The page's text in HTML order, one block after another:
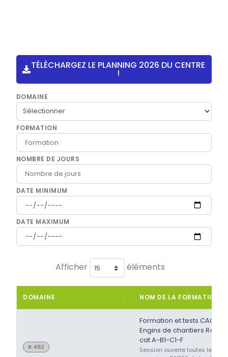
TÉLÉCHARGEZ LE PLANNING 2026 DU CENTRE
!
DOMAINE
FORMATION
NOMBRE DE JOURS
DATE MINIMUM
DATE MAXIMUM
Afficher éléments
DOMAINE NOM DE LA FORMATION
R.482
Formation et tests CACES®
Engins de chantiers R482
cat A-B1-C1-F
Session ouverte toutes les